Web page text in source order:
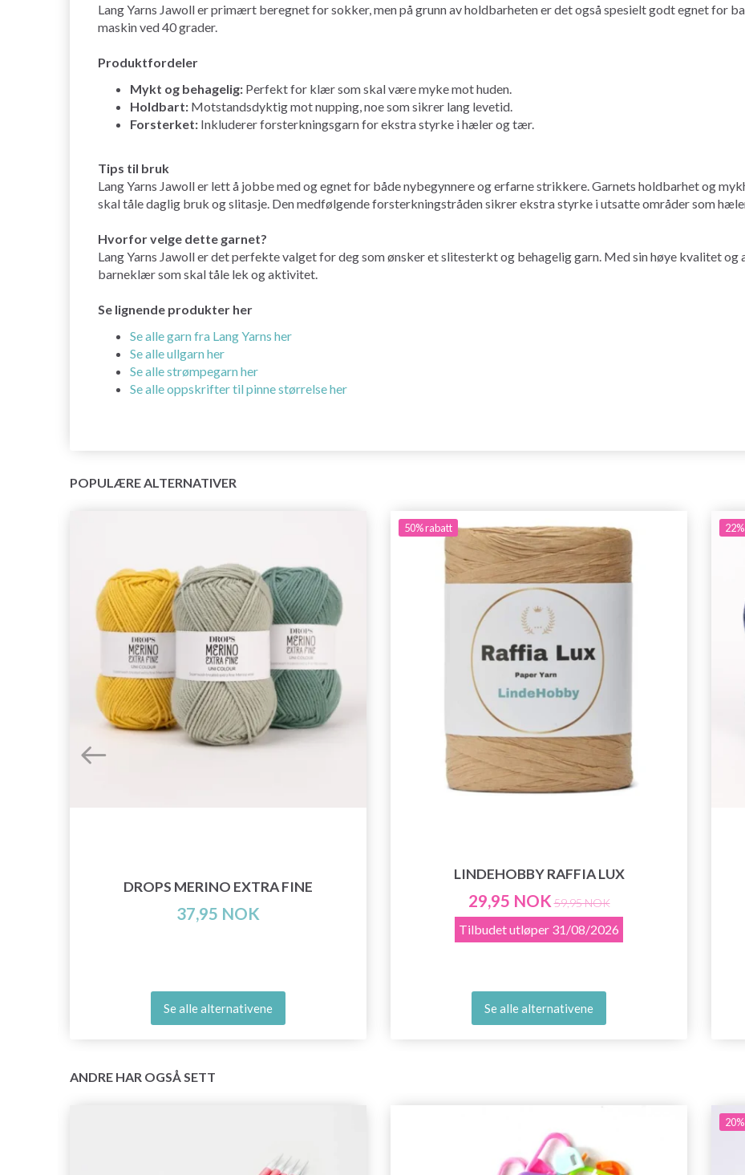
Lang Yarns Jawoll er primært beregnet for sokker, men på grunn av holdbarheten er det også spesielt godt egnet for
maskin ved 40 grader.
Produktfordeler
Mykt og behagelig: Perfekt for klær som skal være myke mot huden.
Holdbart: Motstandsdyktig mot nupping, noe som sikrer lang levetid.
Forsterket: Inkluderer forsterkningsgarn for ekstra styrke i hæler og tær.
Tips til bruk
Lang Yarns Jawoll er lett å jobbe med og egnet for både nybegynnere og erfarne strikkere. Garnets holdbarhet og
skal tåle daglig bruk og slitasje. Den medfølgende forsterkningstråden sikrer ekstra styrke i utsatte områder som
Hvorfor velge dette garnet?
Lang Yarns Jawoll er det perfekte valget for deg som ønsker et slitesterkt og behagelig garn. Med sin høye kvalitet
barneklær som skal tåle lek og aktivitet.
Se lignende produkter her
Se alle garn fra Lang Yarns her
Se alle ullgarn her
Se alle strømpegarn her
Se alle oppskrifter til pinne størrelse her
POPULÆRE ALTERNATIVER
DROPS MERINO EXTRA FINE
37,95 NOK
Se alle alternativene
50%rabatt
LINDEHOBBY RAFFIA LUX
29,95 NOK 59,95 NOK
Tilbudet utløper 31/08/2026
Se alle alternativene
22%
ANDRE HAR OGSÅ SETT
20%